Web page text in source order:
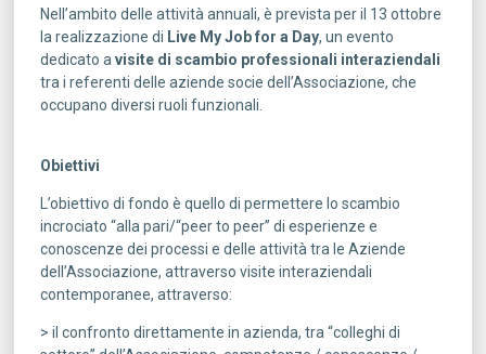
Nell’ambito delle attività annuali, è prevista per il 13 ottobre
la realizzazione di Live My Job for a Day, un evento
dedicato a visite di scambio professionali interaziendali
tra i referenti delle aziende socie dell’Associazione, che
occupano diversi ruoli funzionali.
Obiettivi
L’obiettivo di fondo è quello di permettere lo scambio
incrociato “alla pari/“peer to peer” di esperienze e
conoscenze dei processi e delle attività tra le Aziende
dell’Associazione, attraverso visite interaziendali
contemporanee, attraverso:
> il confronto direttamente in azienda, tra “colleghi di